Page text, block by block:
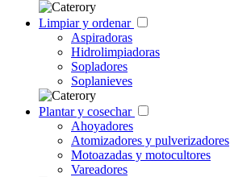
Limpiar y ordenar
Aspiradoras
Hidrolimpiadoras
Sopladores
Soplanieves
Plantar y cosechar
Ahoyadores
Atomizadores y pulverizadores
Motoazadas y motocultores
Vareadores